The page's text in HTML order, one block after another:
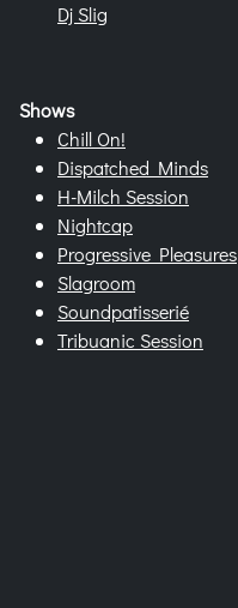
Dj Slig
Shows
Chill On!
Dispatched Minds
H-Milch Session
Nightcap
Progressive Pleasures
Slagroom
Soundpatisserié
Tribuanic Session